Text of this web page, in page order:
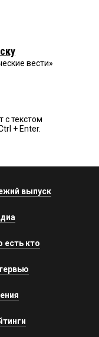
вести»
с текстом
+ Enter.
выпуск
есть кто